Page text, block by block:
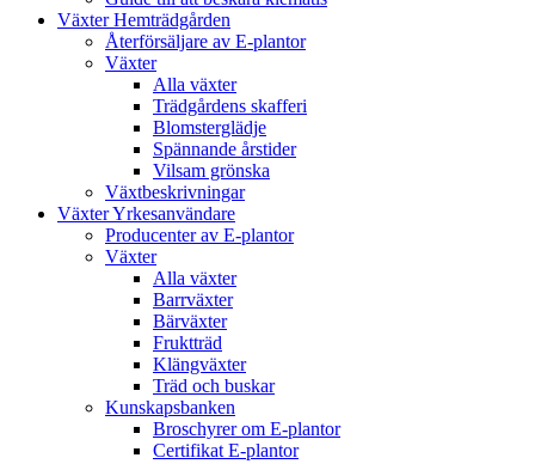
Växter Hemträdgården
Återförsäljare av E-plantor
Växter
Alla växter
Trädgårdens skafferi
Blomsterglädje
Spännande årstider
Vilsam grönska
Växtbeskrivningar
Växter Yrkesanvändare
Producenter av E-plantor
Växter
Alla växter
Barrväxter
Bärväxter
Fruktträd
Klängväxter
Träd och buskar
Kunskapsbanken
Broschyrer om E-plantor
Certifikat E-plantor